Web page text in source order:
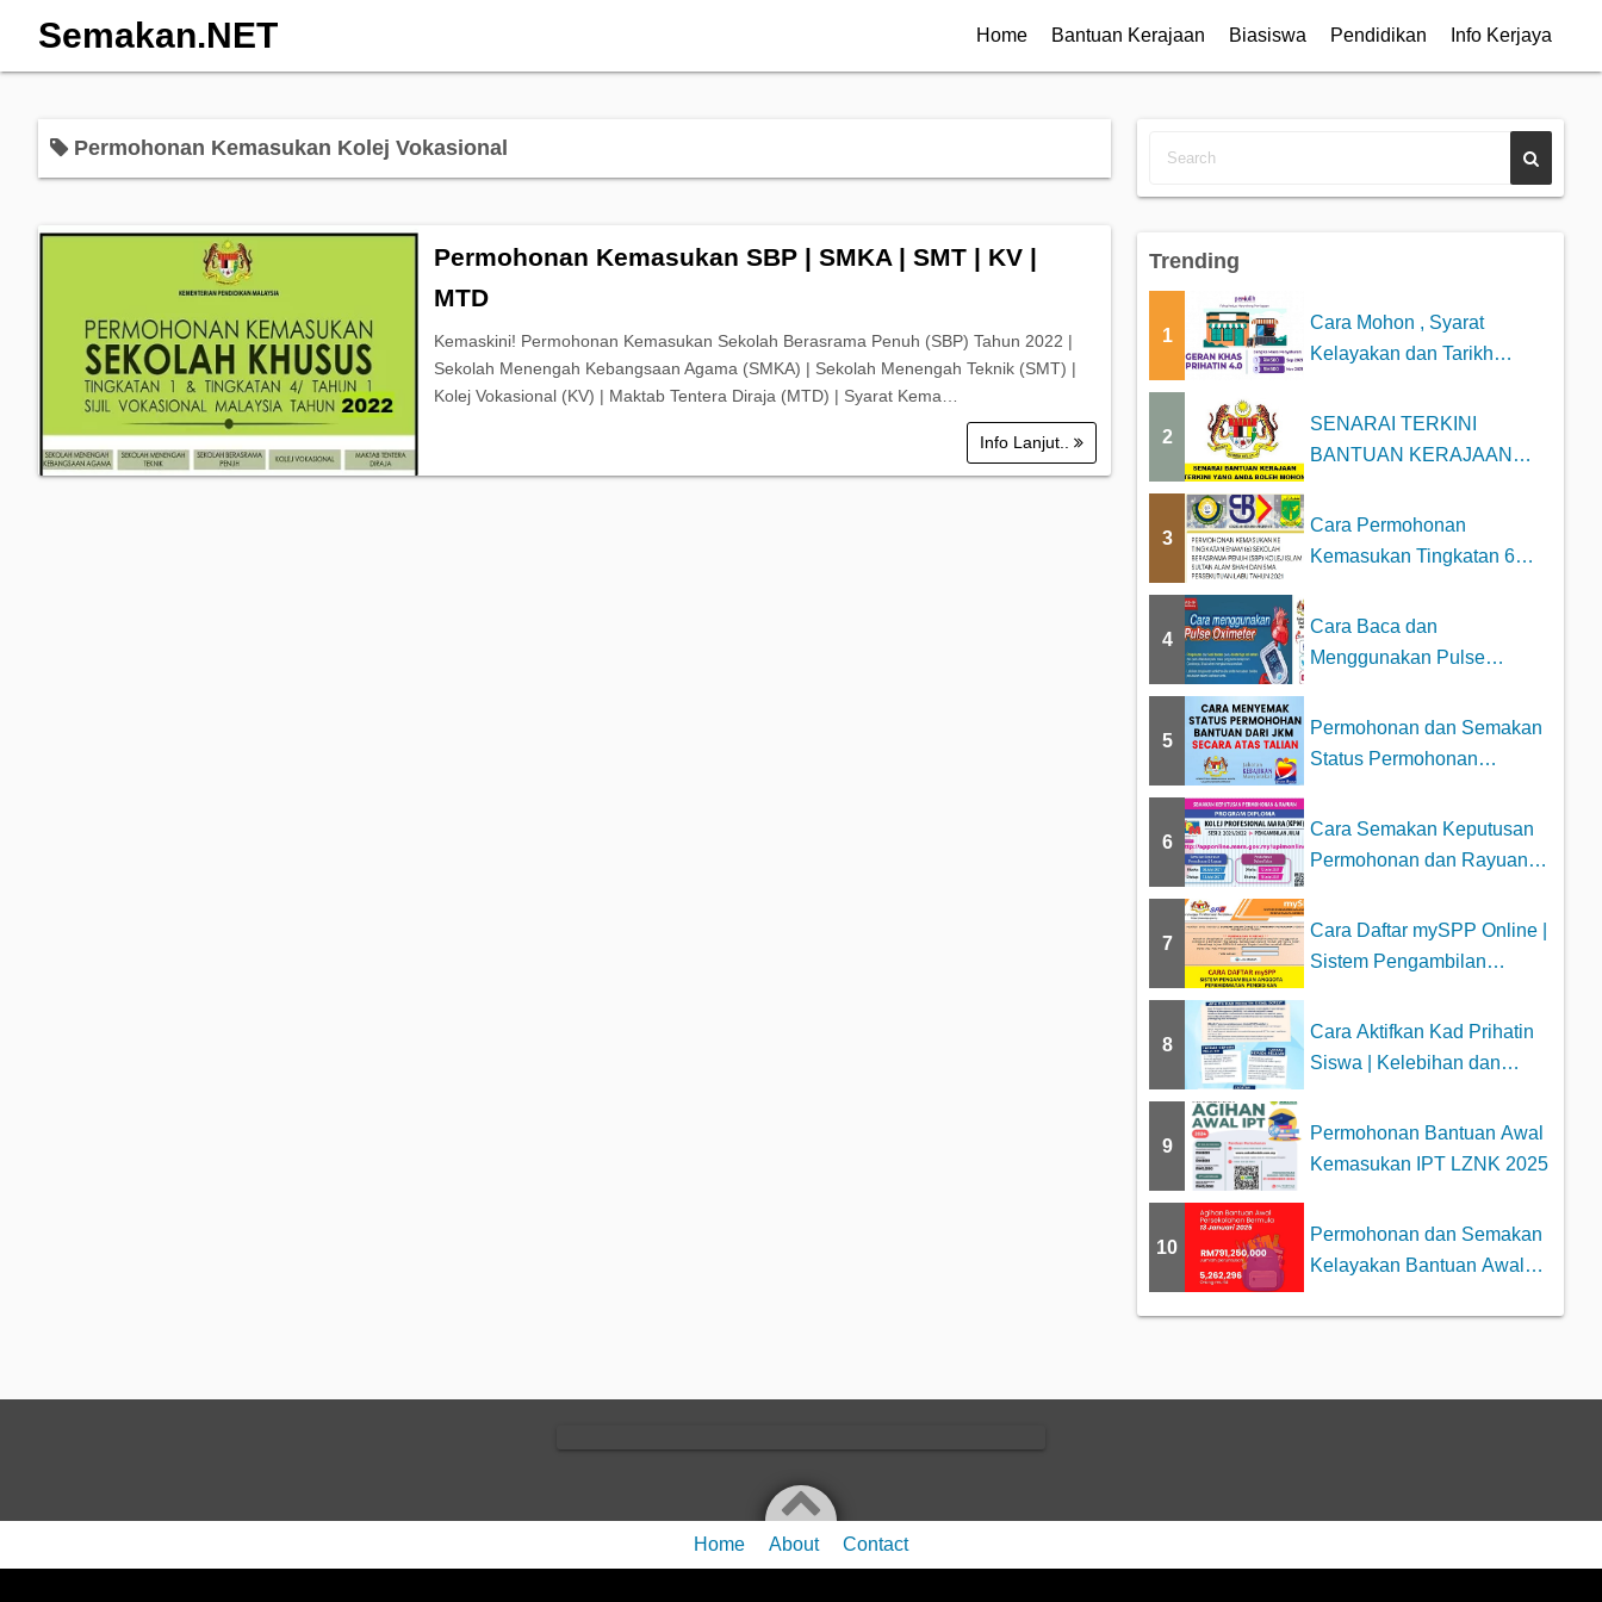
Semakan.NET Home Bantuan Kerajaan Biasiswa Pendidikan Info Kerjaya
Permohonan Kemasukan Kolej Vokasional
Permohonan Kemasukan SBP | SMKA | SMT | KV |
MTD
Kemaskini! Permohonan Kemasukan Sekolah Berasrama Penuh (SBP) Tahun 2022 |
Sekolah Menengah Kebangsaan Agama (SMKA) | Sekolah Menengah Teknik (SMT) |
Kolej Vokasional (KV) | Maktab Tentera Diraja (MTD) | Syarat Kema…
Info Lanjut..
Trending
1
Cara Mohon , Syarat
Kelayakan dan Tarikh
2
SENARAI TERKINI
BANTUAN KERAJAAN
MOHON
3
Cara Permohonan
Kemasukan Tingkatan 6
Penuh...
4
Cara Baca dan
Menggunakan Pulse
5
Permohonan dan Semakan
Status Permohonan
6
Cara Semakan Keputusan
Permohonan dan Rayuan
7
Cara Daftar mySPP Online |
Sistem Pengambilan
8
Cara Aktifkan Kad Prihatin
Siswa | Kelebihan dan
9
Permohonan Bantuan Awal
Kemasukan IPT LZNK 2025
10
Permohonan dan Semakan
Kelayakan Bantuan Awal
Home About Contact